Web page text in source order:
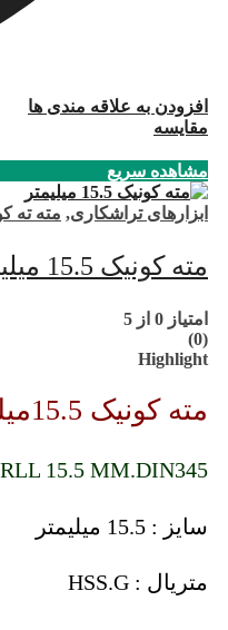
افزودن به علاقه مندی ها
مقایسه
مشاهده سریع
ابزارهای تراشکاری, مته ته
مته کونیک 15.5 میلیمتر
امتیاز 0 از 5
(0)
Highlight
مته کونیک 15.5میلیمتر
15.5 MM.DIN345
سایز : 15.5 میلیمتر
متریال : HSS.G